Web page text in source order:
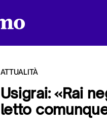
ATTUALITÀ
Usigrai: «Rai
letto